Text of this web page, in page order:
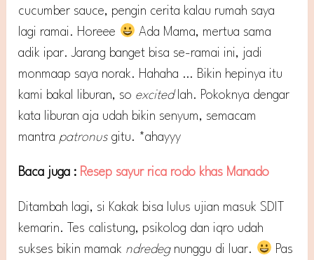
cucumber sauce, pengin cerita kalau rumah saya
lagi ramai. Horeee
Ada Mama, mertua sama
adik ipar. Jarang banget bisa se-ramai ini, jadi
monmaap saya norak. Hahaha … Bikin hepinya itu
kami bakal liburan, so excited lah. Pokoknya dengar
kata liburan aja udah bikin senyum, semacam
mantra patronusgitu. *ahayyy
Baca juga : Resep sayur rica rodo khas Manado
Ditambah lagi, si Kakak bisa lulus ujian masuk SDIT
kemarin. Tes calistung, psikolog dan iqro udah
sukses bikin mamak ndredegnunggu di luar.
Pas